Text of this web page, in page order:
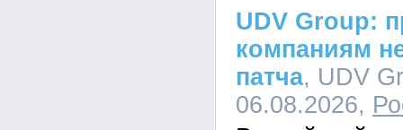
UDV Group:
компаниям
патча, UDV
06.08.2026,